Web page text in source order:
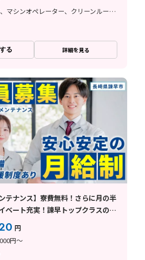
軽作業、加工、マシンオペレーター、クリーンルーム、ライン作業、立ち作業、インフラ管理（社員寮、備品等）
る 詳細を見る
テナンス】寮費無料！さらに月の半
ベート充実！諫早トップクラスの求
円
円～